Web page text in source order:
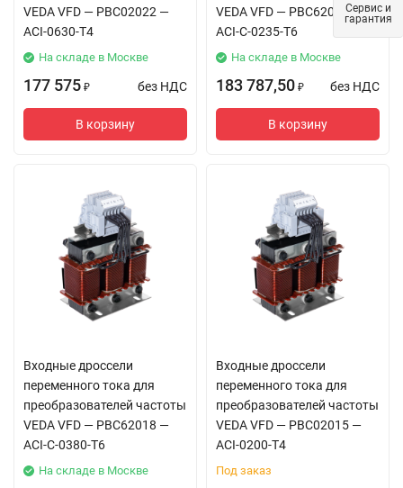
VEDA VFD — PBC02022 —
ACI-0630-T4
На складе в Москве
177 575 ₽ без НДС
В корзину
VEDA VFD — PBC62014 —
ACI-C-0235-T6
На складе в Москве
183 787,50 ₽ без НДС
В корзину
Входные дроссели
переменного тока для
преобразователей частоты
VEDA VFD — PBC62018 —
ACI-C-0380-T6
На складе в Москве
Входные дроссели
переменного тока для
преобразователей частоты
VEDA VFD — PBC02015 —
ACI-0200-T4
Под заказ
Сервис и
гарантия